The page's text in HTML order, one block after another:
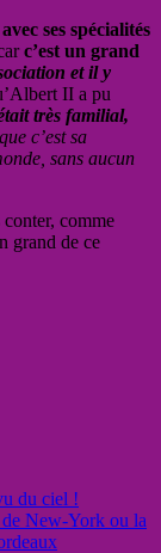
ses spécialités
c’est un grand
et il y
II a pu
très familial,
c’est sa
sans aucun
comme
grand de ce
du ciel !
New-York ou la